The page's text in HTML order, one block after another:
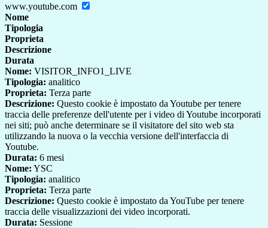
www.youtube.com
Nome
Tipologia
Proprieta
Descrizione
Durata
Nome: VISITOR_INFO1_LIVE
Tipologia: analitico
Proprieta: Terza parte
Descrizione: Questo cookie è impostato da Youtube per tenere
traccia delle preferenze dell'utente per i video di Youtube incorporati
nei siti; può anche determinare se il visitatore del sito web sta
utilizzando la nuova o la vecchia versione dell'interfaccia di
Youtube.
Durata: 6 mesi
Nome: YSC
Tipologia: analitico
Proprieta: Terza parte
Descrizione: Questo cookie è impostato da YouTube per tenere
traccia delle visualizzazioni dei video incorporati.
Durata: Sessione